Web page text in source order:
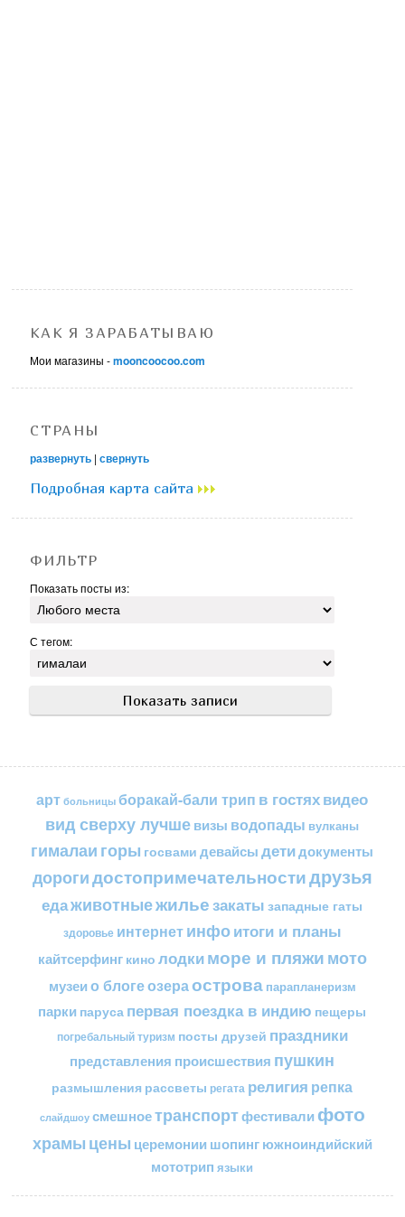
КАК Я ЗАРАБАТЫВАЮ
Мои магазины -mooncoocoo.com
СТРАНЫ
развернуть |свернуть
Подробная карта сайта
ФИЛЬТР
Показать посты из:
С тегом:
арт больницы боракай-бали трип в гостяхвидео
вид сверху лучшевизы водопады вулканы
гималаи горы госвами девайсы детидокументы
дорогидостопримечательностидрузья
едаживотныежильезакаты западные гаты
здоровье интернетинфоитоги и планы
кайтсерфинг кино лодкиморе и пляжимото
музеи о блогеозераострова парапланеризм
парки паруса первая поездка в индию пещеры
погребальный туризм посты друзей праздники
представления происшествия пушкин
размышления рассветы регата религия репка
слайдшоу смешноетранспортфестивали фото
храмы цены церемонии шопингюжноиндийский
мототрип языки